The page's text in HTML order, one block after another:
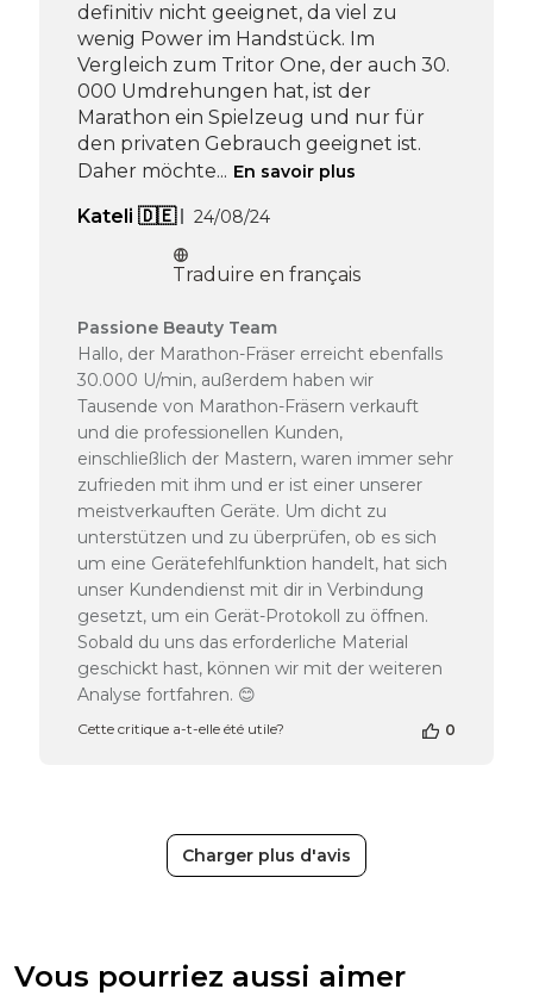
Apr
16
2026
definitiv nicht geeignet, da viel zu
wenig Power im Handstück. Im
Vergleich zum Tritor One, der auch 30.
000 Umdrehungen hat, ist der
Marathon ein Spielzeug und nur für
den privaten Gebrauch geeignet ist.
Daher möchte... En savoir plus
Kateli 🇩🇪
Date
publication
24/08/24
Traduire en français
Commentaires
du
propriétaire
de
la
boutique
sur
l’avis
de
Passione
Beauty
Team
du
Thu
Apr
16
Passione Beauty Team
Hallo, der Marathon-Fräser erreicht ebenfalls
30.000 U/min, außerdem haben wir
Tausende von Marathon-Fräsern verkauft
und die professionellen Kunden,
einschließlich der Mastern, waren immer sehr
zufrieden mit ihm und er ist einer unserer
meistverkauften Geräte. Um dicht zu
unterstützen und zu überprüfen, ob es sich
um eine Gerätefehlfunktion handelt, hat sich
unser Kundendienst mit dir in Verbindung
gesetzt, um ein Gerät-Protokoll zu öffnen.
Sobald du uns das erforderliche Material
geschickt hast, können wir mit der weiteren
Analyse fortfahren. 😊
Cette critique a-t-elle été utile? 0
Charger plus d'avis
Vous pourriez aussi aimer